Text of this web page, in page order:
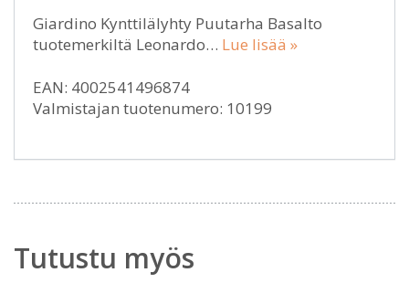
Giardino Kynttilälyhty Puutarha Basalto
tuotemerkiltä Leonardo… Lue lisää »
EAN: 4002541496874
Valmistajan tuotenumero: 10199
Tutustu myös